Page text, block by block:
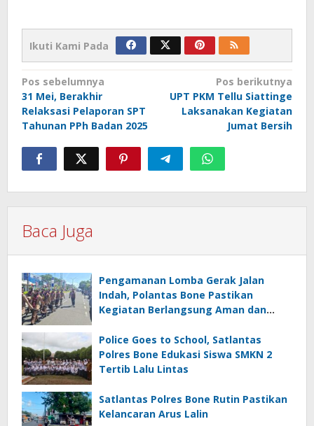
Ikuti Kami Pada
Navigasi
pos
Pos sebelumnya
31 Mei, Berakhir
Relaksasi Pelaporan SPT
Tahunan PPh Badan 2025
Pos berikutnya
UPT PKM Tellu Siattinge
Laksanakan Kegiatan
Jumat Bersih
Baca Juga
Pengamanan Lomba Gerak Jalan
Indah, Polantas Bone Pastikan
Kegiatan Berlangsung Aman dan
Police Goes to School, Satlantas
Polres Bone Edukasi Siswa SMKN 2
Tertib Lalu Lintas
Satlantas Polres Bone Rutin Pastikan
Kelancaran Arus Lalin